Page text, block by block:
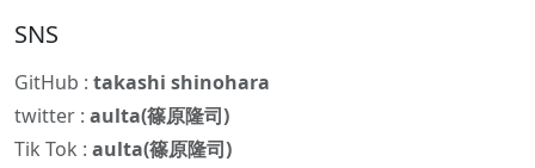
SNS
GitHub : takashi shinohara
twitter : aulta(篠原隆司)
Tik Tok : aulta(篠原隆司)